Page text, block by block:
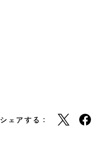
シェアする：